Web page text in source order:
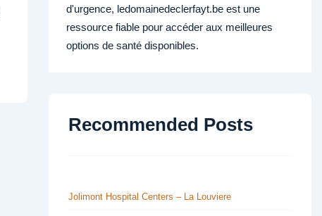
d'urgence, ledomainedeclerfayt.be est une
ressource fiable pour accéder aux meilleures
options de santé disponibles.
Recommended Posts
Jolimont Hospital Centers – La Louviere